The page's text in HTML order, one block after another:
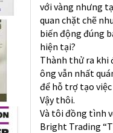
với vàng nhưng
quan chặt chẽ
biến động đúng
hiện tại?
Thành thử ra khi
ông vẫn nhất
để hỗ trợ tạo
Vậy thôi.
Và tôi đồng tình
Bright Trading